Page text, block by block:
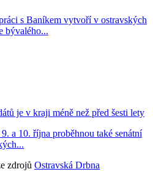
s Baníkem vytvoří v ostravských
bývalého...
je v kraji méně než před šesti lety
a 10. října proběhnou také senátní
zdrojů Ostravská Drbna